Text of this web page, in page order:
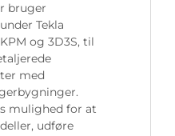
bruger
Tekla
og 3D3S, til
med
mulighed for at
udføre